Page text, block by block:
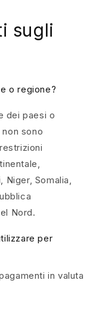
sugli
o regione?
dei paesi o
sono
Niger, Somalia,
Nord.
per
in valuta